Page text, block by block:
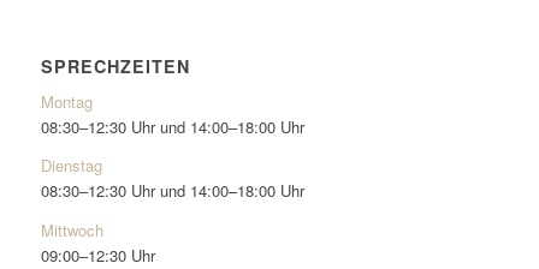
SPRECHZEITEN
Montag
08:30–12:30 Uhr und 14:00–18:00 Uhr
Dienstag
08:30–12:30 Uhr und 14:00–18:00 Uhr
Mittwoch
09:00–12:30 Uhr